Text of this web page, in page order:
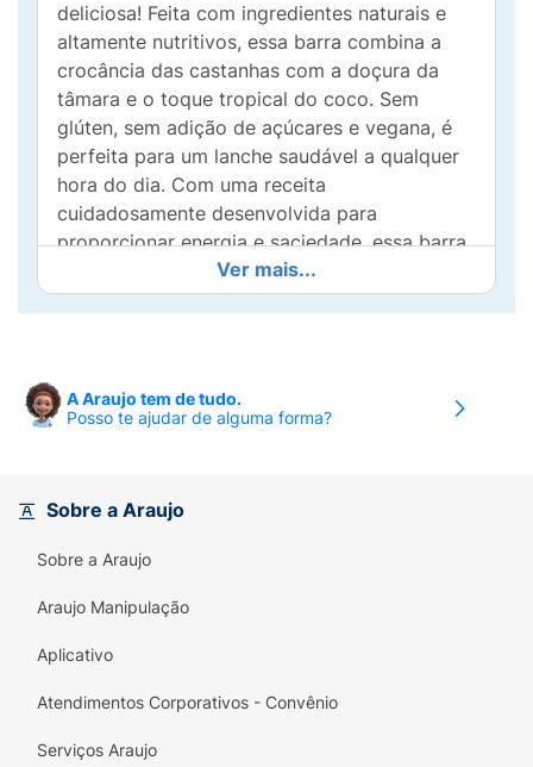
deliciosa! Feita com ingredientes naturais e
altamente nutritivos, essa barra combina a
crocância das castanhas com a doçura da
tâmara e o toque tropical do coco. Sem
glúten, sem adição de açúcares e vegana, é
perfeita para um lanche saudável a qualquer
hora do dia. Com uma receita
cuidadosamente desenvolvida para
proporcionar energia e saciedade, essa barra
é ideal para quem deseja manter uma rotina
nutritiva sem abrir mão do sabor. Experimente
Ver mais...
A Araujo tem de tudo.
Posso te ajudar de alguma forma?
Sobre a Araujo
Sobre a Araujo
Araujo Manipulação
Aplicativo
Atendimentos Corporativos - Convênio
Serviços Araujo